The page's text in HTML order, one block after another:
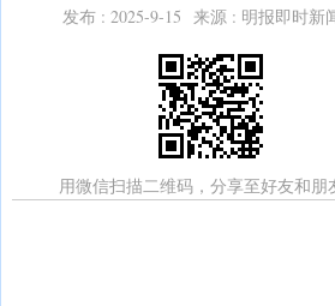
发布 : 2025-9-15 来源 : 明报即时新
用微信扫描二维码，分享至好友和朋